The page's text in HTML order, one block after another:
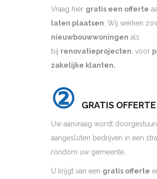
Vraag hier gratis een offerte
laten plaatsen . Wij werken
nieuwbouwwoningen als
bij renovatieprojecten , voor
zakelijke klanten.
② GRATIS OFFERTE
Uw aanvraag wordt
aangesloten bedrijven in een
rondom uw gemeente.
U krijgt van een gratis offerte